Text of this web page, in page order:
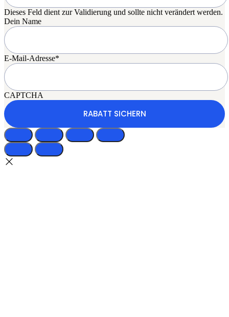
Dieses Feld dient zur Validierung und sollte nicht verändert werden.
Dein Name
E-Mail-Adresse*
CAPTCHA